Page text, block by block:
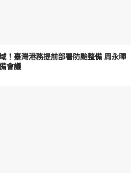
！臺灣港務提前部署防颱整備 周永暉
會議